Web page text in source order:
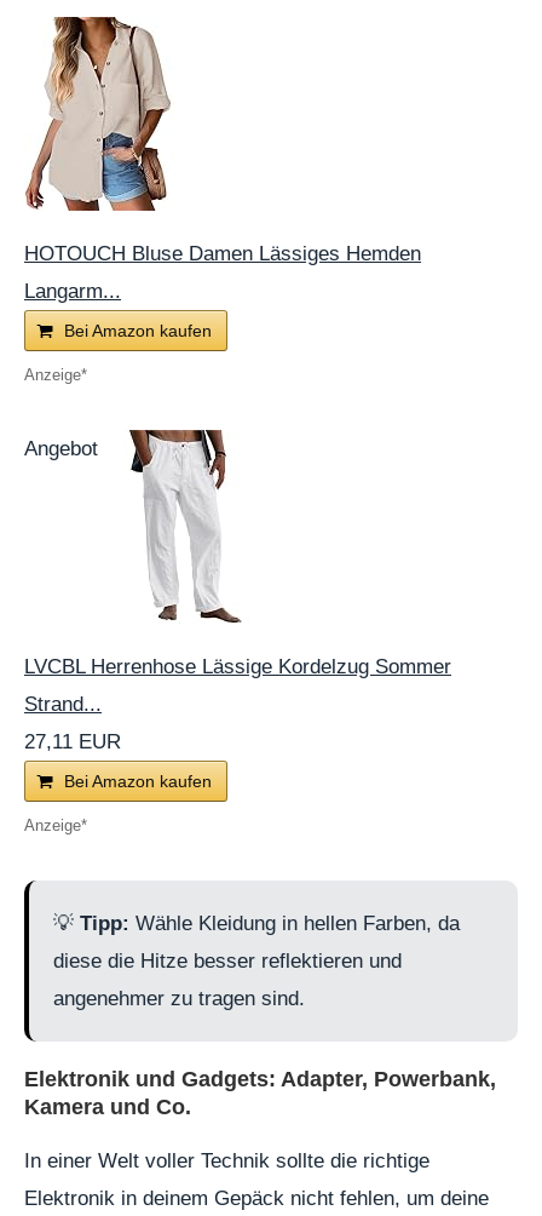
HOTOUCH Bluse Damen Lässiges Hemden
Langarm...
Bei Amazon kaufen
Angebot
LVCBL Herrenhose Lässige Kordelzug Sommer
Strand...
27,11 EUR
Bei Amazon kaufen
💡 Tipp: Wähle Kleidung in hellen Farben, da
diese die Hitze besser reflektieren und
angenehmer zu tragen sind.
Elektronik und Gadgets: Adapter, Powerbank,
Kamera und Co.
In einer Welt voller Technik sollte die richtige
Elektronik in deinem Gepäck nicht fehlen, um deine